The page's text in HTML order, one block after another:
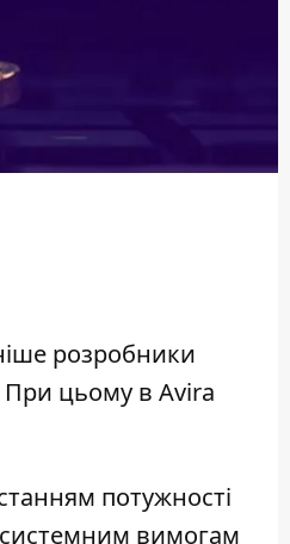
розробники
При цьому в Avira
потужності
системним вимогам